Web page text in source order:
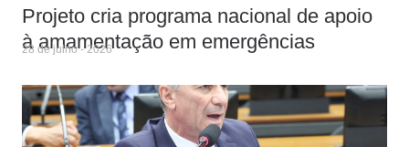
Projeto cria programa nacional de apoio
à amamentação em emergências
28 de julho - 2026